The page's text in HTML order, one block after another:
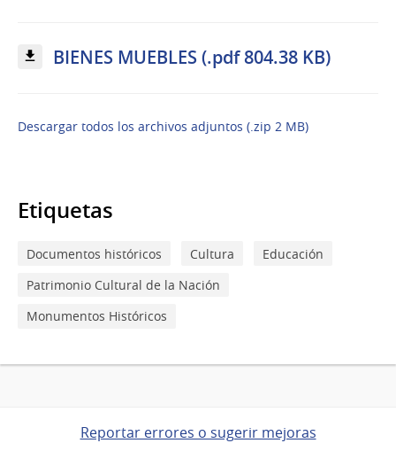
BIENES MUEBLES (.pdf 804.38 KB)
Descargar todos los archivos adjuntos (.zip 2 MB)
Etiquetas
Documentos históricos Cultura
Educación
Patrimonio Cultural de la Nación
Monumentos Históricos
Reportar errores o sugerir mejoras